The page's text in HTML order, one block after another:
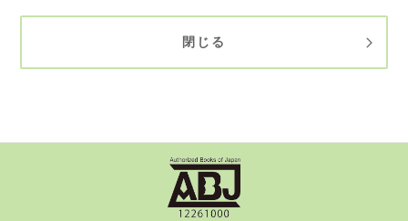
閉じる